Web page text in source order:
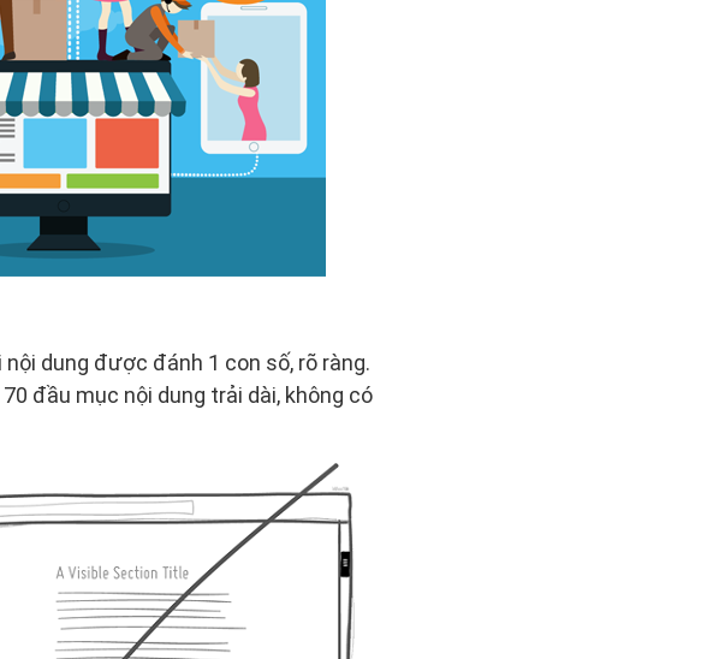
dung được đánh 1 con số, rõ ràng.
đầu mục nội dung trải dài, không có